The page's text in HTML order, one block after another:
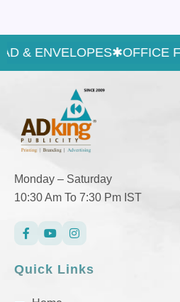
& ENVELOPES✱OFFICE
Monday – Saturday
10:30 Am To 7:30 Pm IST
Quick Links